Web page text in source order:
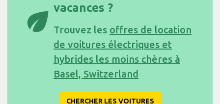
eco vacances ?
Trouvez les offres de location
de voitures électriques et
hybrides les moins chères à
Basel, Switzerland
CHERCHER LES VOITURES